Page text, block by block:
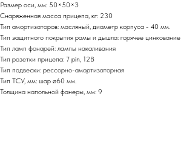
Размер оси, мм: 50×50×3
Снаряженная масса прицепа, кг: 230
Тип амортизаторов: масляный, диаметр корпуса - 40 мм.
Тип защитного покрытия рамы и дышла: горячее цинкование
Тип ламп фонарей: лампы накаливания
Тип розетки прицепа: 7 pin, 12В
Тип подвески: рессорно-амортизаторная
Тип ТСУ, мм: шар ø60 мм.
Толщина напольной фанеры, мм: 9